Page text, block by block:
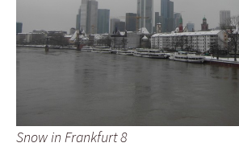
Snow in Frankfurt 8